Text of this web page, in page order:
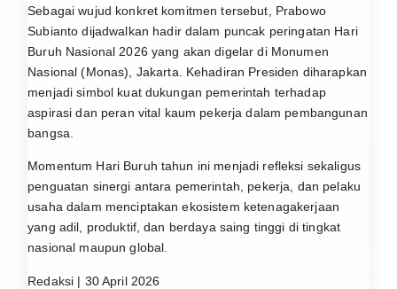
Sebagai wujud konkret komitmen tersebut, Prabowo
Subianto dijadwalkan hadir dalam puncak peringatan Hari
Buruh Nasional 2026 yang akan digelar di Monumen
Nasional (Monas), Jakarta. Kehadiran Presiden diharapkan
menjadi simbol kuat dukungan pemerintah terhadap
aspirasi dan peran vital kaum pekerja dalam pembangunan
bangsa.
Momentum Hari Buruh tahun ini menjadi refleksi sekaligus
penguatan sinergi antara pemerintah, pekerja, dan pelaku
usaha dalam menciptakan ekosistem ketenagakerjaan
yang adil, produktif, dan berdaya saing tinggi di tingkat
nasional maupun global.
Redaksi | 30 April 2026